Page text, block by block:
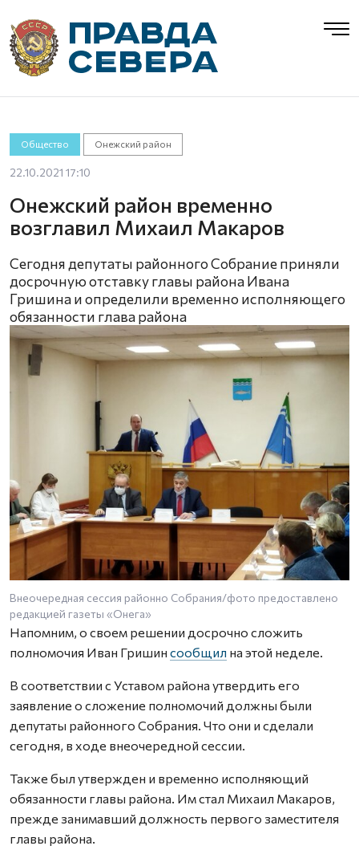
Общество Онежский район
22.10.2021 17:10
Онежский район временно
возглавил Михаил Макаров
Сегодня депутаты районного Собрание приняли
досрочную отставку главы района Ивана
Гришина и определили временно исполняющего
обязанности глава района
Внеочередная сессия районно Собрания/фото предоставлено
редакцией газеты «Онега»
Напомним, о своем решении досрочно сложить
полномочия Иван Гришин сообщил на этой неделе.
В соответствии с Уставом района утвердить его
заявление о сложение полномочий должны были
депутаты районного Собрания. Что они и сделали
сегодня, в ходе внеочередной сессии.
Также был утвержден и временно исполняющий
обязанности главы района. Им стал Михаил Макаров,
прежде занимавший должность первого заместителя
главы района.